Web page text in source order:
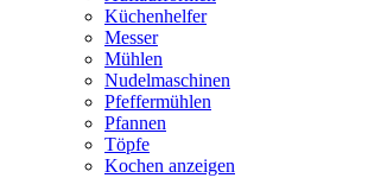
Küchenhelfer
Messer
Mühlen
Nudelmaschinen
Pfeffermühlen
Pfannen
Töpfe
Kochen anzeigen